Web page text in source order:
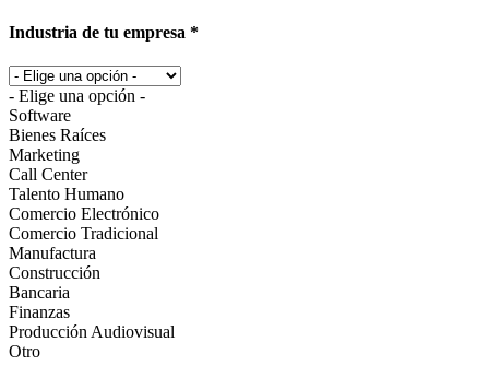
Industria de tu empresa *
- Elige una opción -
Software
Bienes Raíces
Marketing
Call Center
Talento Humano
Comercio Electrónico
Comercio Tradicional
Manufactura
Construcción
Bancaria
Finanzas
Producción Audiovisual
Otro